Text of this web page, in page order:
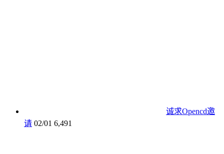
诚求Opencd邀
请 02/01 6,491